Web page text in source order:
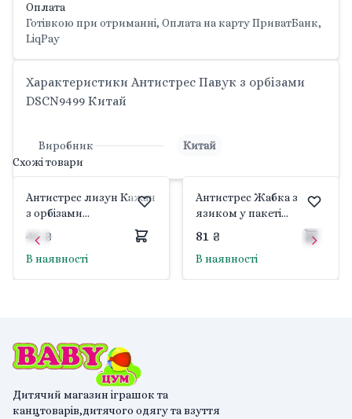
Оплата
Готівкою при отриманні, Оплата на карту ПриватБанк,
LiqPay
Характеристики Антистрес Павук з орбізами
DSCN9499 Китай
Виробник
Китай
Схожі товари
Антистрес лизун Кажан
з орбізами
2083/DSCN9498 Китай
46 ₴
В наявності
Антистрес Жабка з
язиком у пакеті
81 ₴
В наявності
Дитячий магазин іграшок та
канцтоварів,дитячого одягу та взуття